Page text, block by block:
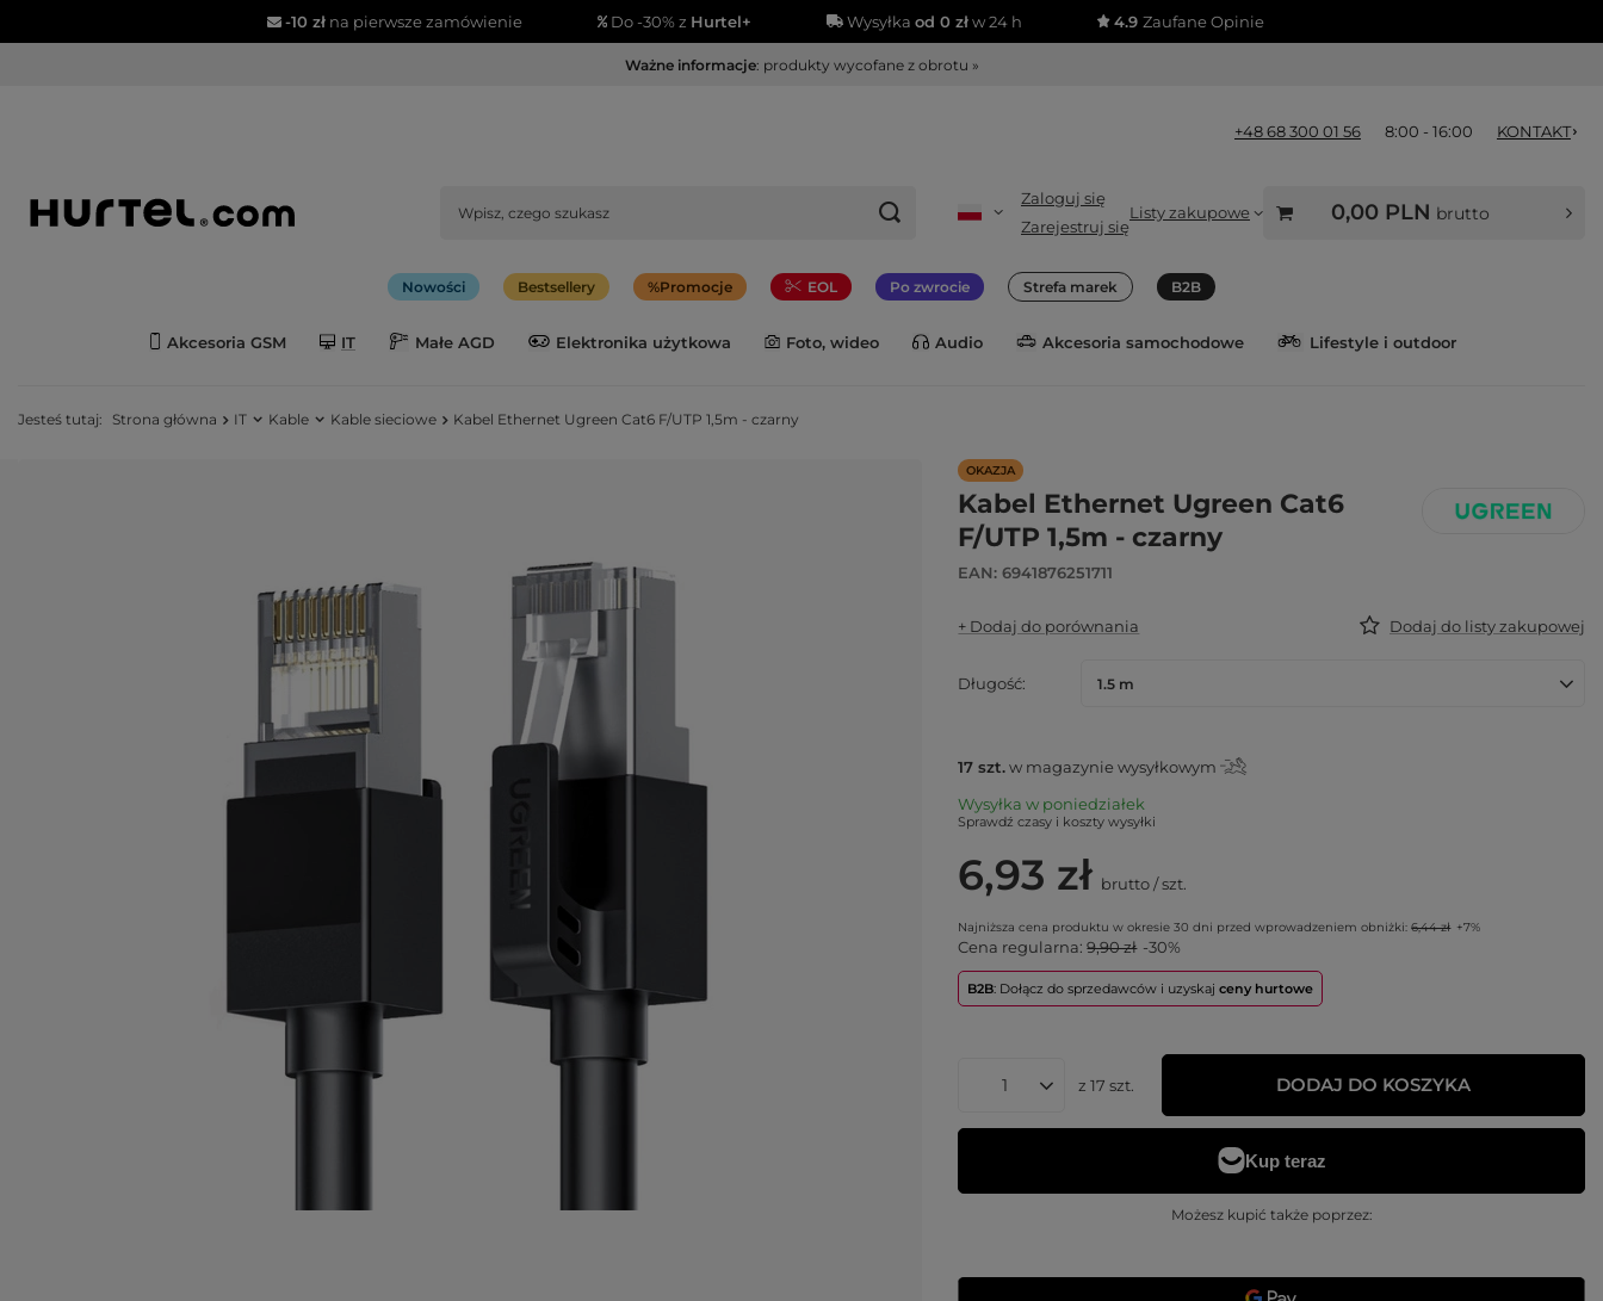
-10 złna pierwsze zamówienie Do -30% z Hurtel+ Wysyłka od 0 złw 24 h 4.9Zaufane Opinie
Ważne informacje: produkty wycofane z obrotu »
+48 68 300 01 56 8:00 - 16:00 KONTAKT
Zaloguj się
Zarejestruj się
Listy zakupowe 0,00 PLN brutto
Nowości Bestsellery Promocje EOL Po zwrocie Strefa marek B2B
Akcesoria GSM IT Małe AGD Elektronika użytkowa Foto, wideo Audio Akcesoria samochodowe Lifestyle i outdoor
Jesteś tutaj: Strona główna IT Kable Kable sieciowe Kabel Ethernet Ugreen Cat6 F/UTP 1,5m - czarny
OKAZJA
Kabel Ethernet Ugreen Cat6
F/UTP 1,5m - czarny
EAN: 6941876251711
+ Dodaj do porównania Dodaj do listy zakupowej
Długość 1.5 m
17 szt.w magazynie wysyłkowym
Wysyłkaw poniedziałek
Sprawdź czasy i koszty wysyłki
6,93 zł brutto/szt.
Najniższa cena produktu w okresie 30 dni przed wprowadzeniem obniżki:6,44 zł +7%
Cena regularna:9,90 zł -30%
B2B: Dołącz do sprzedawców i uzyskajceny hurtowe
z17szt. DODAJ DO KOSZYKA
Możesz kupić także poprzez: